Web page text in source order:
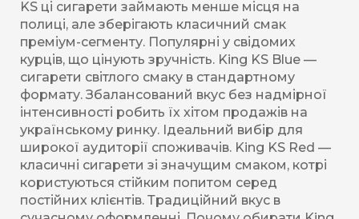
KS ці сигарети займають менше місця на
полиці, але зберігають класичний смак
преміум-сегменту. Популярні у свідомих
курців, що цінують зручність. King KS Blue —
сигарети світлого смаку в стандартному
формату. Збалансований вкус без надмірної
інтенсивності робить їх хітом продажів на
українському ринку. Ідеальний вибір для
широкої аудиторії споживачів. King KS Red —
класичні сигарети зі значущим смаком, котрі
користуються стійким попитом серед
постійних клієнтів. Традиційний вкус в